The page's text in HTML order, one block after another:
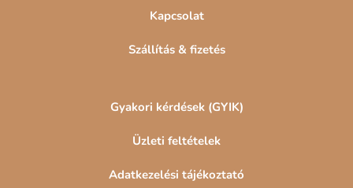
Kapcsolat
Szállítás & fizetés
Gyakori kérdések (GYIK)
Üzleti feltételek
Adatkezelési tájékoztató